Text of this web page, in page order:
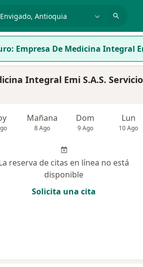
Empresa De Medicina Integral
Integral Emi S.A.S.
Mañana
8 Ago
Dom
9 Ago
Lun
10 Ago
reserva de citas en línea no está
disponible
Solicita una cita